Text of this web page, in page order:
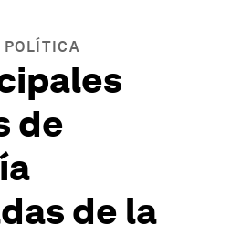
POLÍTICA
de
de la